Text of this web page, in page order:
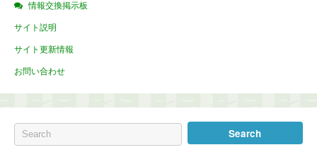
情報交換掲示板
サイト説明
サイト更新情報
お問い合わせ